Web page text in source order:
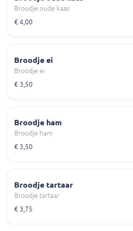
Broodje oude kaas
€ 4,00
Broodje ei
Broodje ei
€ 3,50
Broodje ham
Broodje ham
€ 3,50
Broodje tartaar
Broodje tartaar
€ 3,75